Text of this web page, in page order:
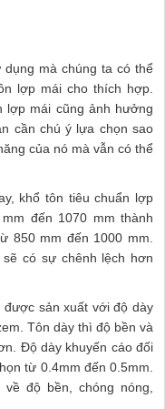
mà chúng ta có thể
lợp mái cho thích hợp.
lợp mái cũng ảnh hưởng
cần chú ý lựa chọn sao
của nó mà vẫn có thể
khổ tôn tiêu chuẩn lợp
đến 1070 mm thành
850 mm đến 1000 mm.
có sự chênh lệch hơn
được sản xuất với độ dày
Tôn dày thì độ bền và
Độ dày khuyến cáo đối
từ 0.4mm đến 0.5mm.
độ bền, chóng nóng,